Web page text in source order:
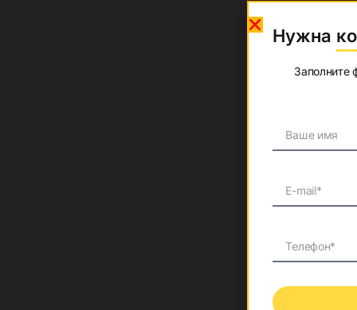
Потрібна
Заповніть
Нужна